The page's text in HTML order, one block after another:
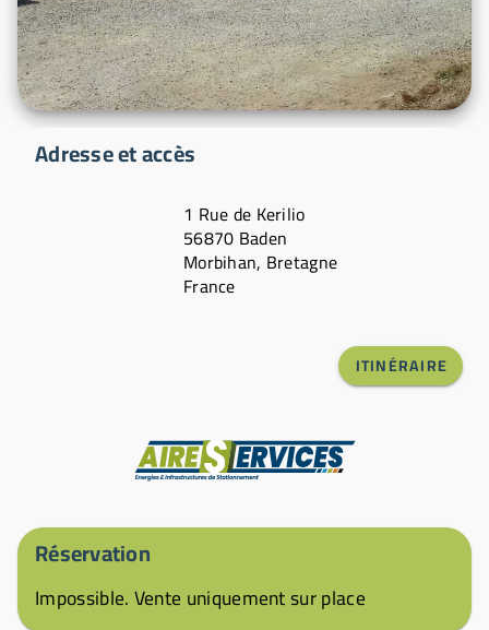
Adresse et accès
1 Rue de Kerilio
56870 Baden
Morbihan, Bretagne
France
ITINÉRAIRE
Réservation
Impossible. Vente uniquement sur place